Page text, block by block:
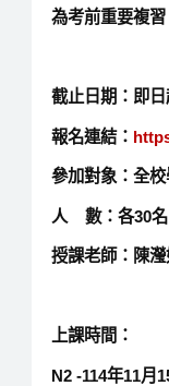
為考前重要複習
截止日期：即
報名連結：
參加對象：全校
人 數：各30名
授課老師：陳
上課時間：
N2 -114年11月